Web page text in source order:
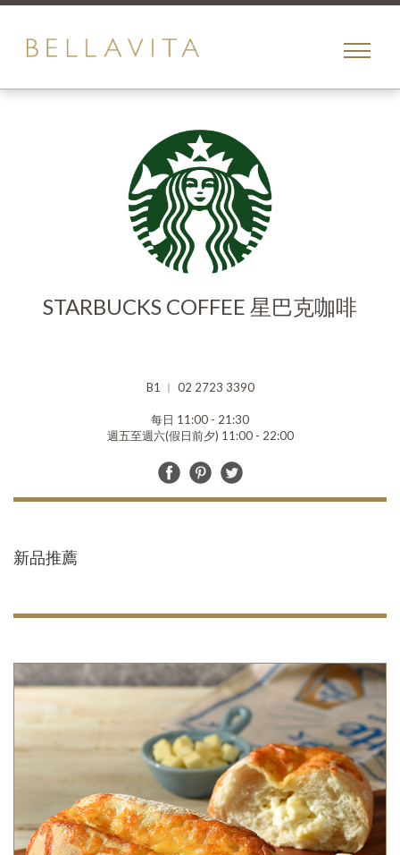
STARBUCKS COFFEE 星巴克咖啡
B1 ︱ 02 2723 3390
每日 11:00 - 21:30
週五至週六(假日前夕) 11:00 - 22:00
新品推薦